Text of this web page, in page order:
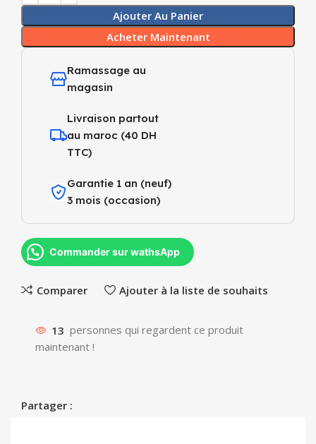
Ajouter Au Panier
Acheter Maintenant
Ramassage au
magasin
Livraison partout
au maroc (40 DH
TTC)
Garantie 1 an (neuf)
3 mois (occasion)
Commander sur wathsApp
Comparer Ajouter à la liste de souhaits
13 personnes qui regardent ce produit
maintenant !
Partager :